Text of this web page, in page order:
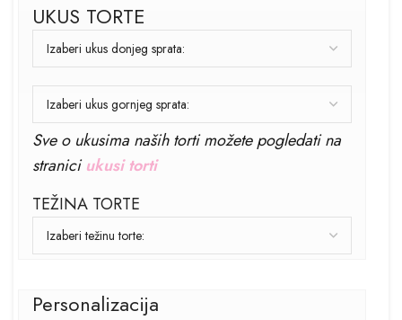
UKUS TORTE
Sve o ukusima naših torti možete pogledati na
straniciukusi torti
TEŽINA TORTE
Personalizacija